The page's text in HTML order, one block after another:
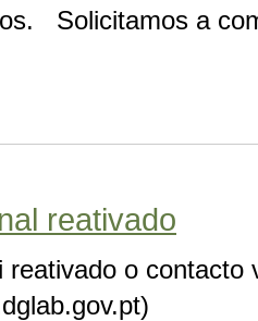
Solicitamos a
reativado
reativado o contacto